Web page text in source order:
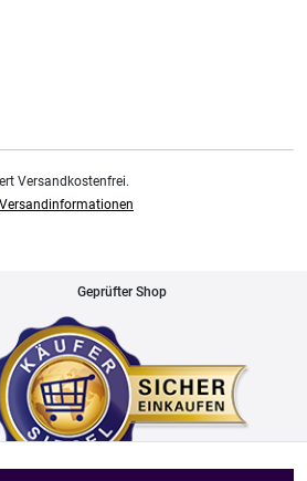
Versandkostenfrei.
Versandinformationen
Geprüfter Shop